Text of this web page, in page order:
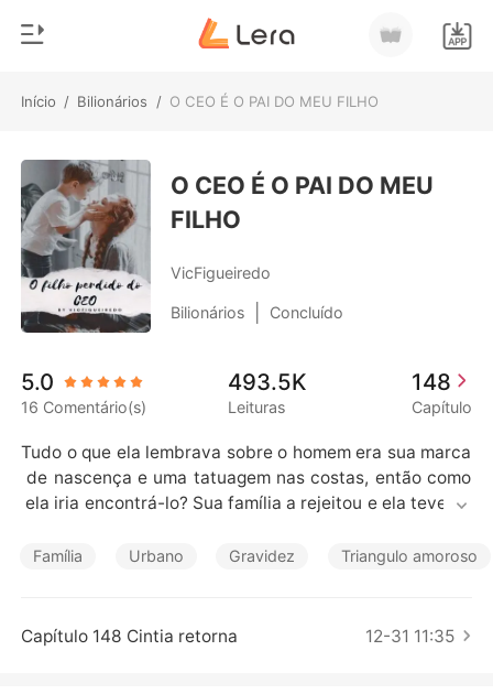
Início / Bilionários / O CEO É O PAI DO MEU FILHO
Loja
Histórico
Sair
Baixar App
Gênero
Moderno
Lobisomem
Contos
Bilionários
Contos Curtos
O CEO É O PAI DO MEU
FILHO
VicFigueiredo
Bilionários Concluído
5.0
16 Comentário(s)
493.5K
Leituras
148
Capítulo
Tudo o que ela lembrava sobre o homem era sua marca
de nascença e uma tatuagem nas costas, então como
ela iria encontrá-lo? Sua família a rejeitou e ela teve qu
mas depois de perder o emprego pela décima vez, sua
do a esposa era na verdade o mesmo homem de anos a
Família Urbano Gravidez Triangulo amoroso
Capítulo 148 Cintia retorna 12-31 11:35